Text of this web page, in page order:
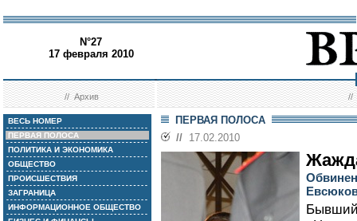
N°27
17 февраля 2010
//Архив //
ВЕСЬ НОМЕР
ПЕРВАЯ ПОЛОСА
ПОЛИТИКА И ЭКОНОМИКА
ОБЩЕСТВО
ПРОИСШЕСТВИЯ
ЗАГРАНИЦА
ИНФОРМАЦИОННОЕ ОБЩЕСТВО
ПЕРВАЯ ПОЛОСА
// 17.02.2010
Бывший